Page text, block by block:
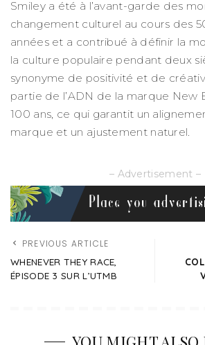
Smiley a été à l’avant-garde des
changement culturel au cours des
années et a contribué à définir la
la culture populaire pendant deux
synonyme de positivité et de
partie de l’ADN de la marque New
100 ans, ce qui garantit un
marque et un ajustement naturel.
– Advertisement –
PREVIOUS ARTICLE
WHENEVER THEY RACE,
ÉPISODE 3 SUR L’UTMB